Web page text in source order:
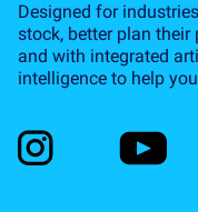
Designed for
stock, better plan their
and with integrated
intelligence to help you